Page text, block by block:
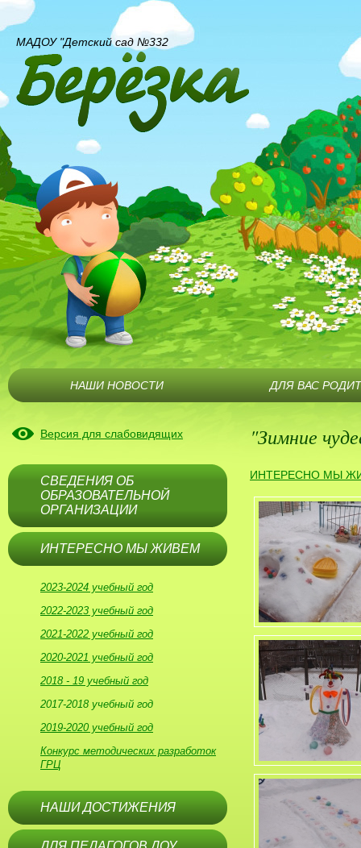
Версия для слабовидящих
СВЕДЕНИЯ ОБ
ОБРАЗОВАТЕЛЬНОЙ
ОРГАНИЗАЦИИ
ИНТЕРЕСНО МЫ ЖИВЕМ
2023-2024 учебный год
2022-2023 учебный год
2021-2022 учебный год
2020-2021 учебный год
2018 - 19 учебный год
2017-2018 учебный год
2019-2020 учебный год
Конкурс методических разработок
ГРЦ
НАШИ ДОСТИЖЕНИЯ
"Зимние
ИНТЕРЕСНО МЫ
МАДОУ "Детский сад №332
НАШИ НОВОСТИ ДЛЯ ВАС